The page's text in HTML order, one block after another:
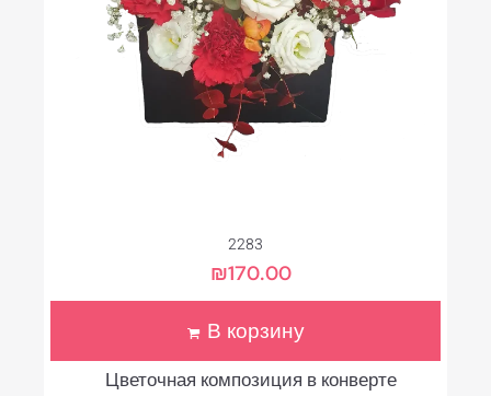
2283
Цветочная композиция в конверте
₪170.00
В корзину